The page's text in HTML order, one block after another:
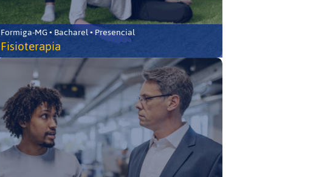
Formiga-MG • Bacharel • Presencial
Fisioterapia